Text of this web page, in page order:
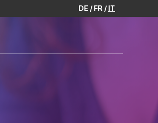
DE FR IT